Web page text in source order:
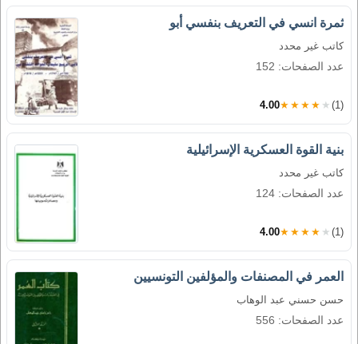
ثمرة انسي في التعريف بنفسي أبو
كاتب غير محدد
عدد الصفحات: 152
4.00★★★★★ (1)
بنية القوة العسكرية الإسرائيلية
كاتب غير محدد
عدد الصفحات: 124
4.00★★★★★ (1)
العمر في المصنفات والمؤلفين التونسيين
حسن حسني عبد الوهاب
عدد الصفحات: 556